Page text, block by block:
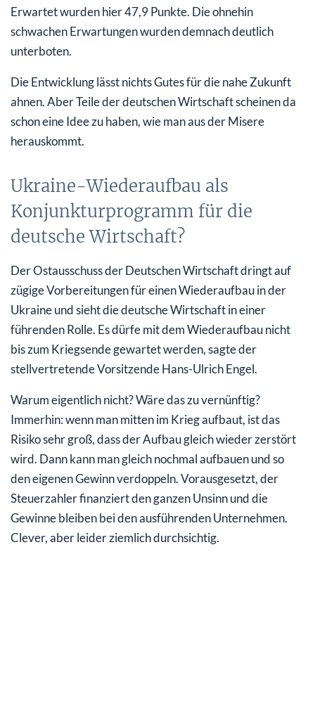
Erwartet wurden hier 47,9 Punkte. Die ohnehin
schwachen Erwartungen wurden demnach deutlich
unterboten.
Die Entwicklung lässt nichts Gutes für die nahe Zukunft
ahnen. Aber Teile der deutschen Wirtschaft scheinen da
schon eine Idee zu haben, wie man aus der Misere
herauskommt.
Ukraine-Wiederaufbau als
Konjunkturprogramm für die
deutsche Wirtschaft?
Der Ostausschuss der Deutschen Wirtschaft dringt auf
zügige Vorbereitungen für einen Wiederaufbau in der
Ukraine und sieht die deutsche Wirtschaft in einer
führenden Rolle. Es dürfe mit dem Wiederaufbau nicht
bis zum Kriegsende gewartet werden, sagte der
stellvertretende Vorsitzende Hans-Ulrich Engel.
Warum eigentlich nicht? Wäre das zu vernünftig?
Immerhin: wenn man mitten im Krieg aufbaut, ist das
Risiko sehr groß, dass der Aufbau gleich wieder zerstört
wird. Dann kann man gleich nochmal aufbauen und so
den eigenen Gewinn verdoppeln. Vorausgesetzt, der
Steuerzahler finanziert den ganzen Unsinn und die
Gewinne bleiben bei den ausführenden Unternehmen.
Clever, aber leider ziemlich durchsichtig.